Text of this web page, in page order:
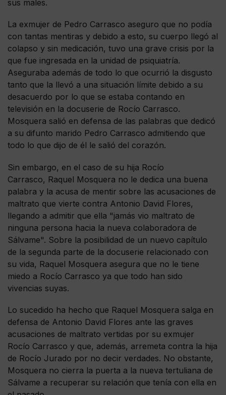
sus males.
La exmujer de Pedro Carrasco aseguro que no podía
con tantas mentiras y debido a esto, su cuerpo llegó al
colapso y sin medicación, tuvo una grave crisis por la
que fue ingresada en la unidad de psiquiatría.
Aseguraba además de todo lo que ocurrió la disgusto
tanto que la llevó a una situación límite debido a su
desacuerdo por lo que se estaba contando en
televisión en la docuserie de Rocío Carrasco.
Mosquera salió en defensa de las palabras que dedicó
a su difunto marido Pedro Carrasco admitiendo que
todo lo que dijo de él le salió del corazón.
Sin embargo, en el caso de su hija Rocío
Carrasco, Raquel Mosquera no le dedica una buena
palabra y la acusa de mentir sobre las acusaciones de
maltrato que vierte contra Antonio David Flores,
llegando a admitir que ella "jamás vio maltrato de
ninguna persona hacia la nueva colaboradora de
Sálvame". Sobre la posibilidad de un nuevo capítulo
de la segunda parte de la docuserie relacionado con
su vida, Raquel Mosquera asegura que no le tiene
miedo a Rocío Carrasco ya que todo han sido
vivencias suyas.
Lo sucedido ha hecho que Raquel Mosquera salga en
defensa de Antonio David Flores ante las graves
acusaciones de maltrato vertidas por su exmujer
Rocío Carrasco y que, además, arremeta contra la hija
de Rocío Jurado por no decir verdades. No obstante,
Mosquera no cierra la puerta a la nueva tertuliana de
Sálvame a recuperar su relación que tenía con ella en